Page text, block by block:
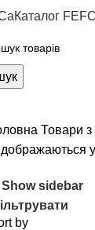
Каталог
Товари з
Show sidebar
by